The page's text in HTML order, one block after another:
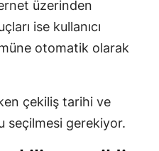
üzerinden
ise kullanıcı
otomatik olarak
çekiliş tarihi ve
seçilmesi gerekiyor.